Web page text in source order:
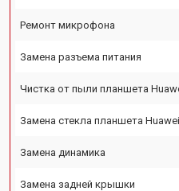
Ремонт микрофона
Замена разъема питания
Чистка от пыли планшета
Замена стекла планшета Huawei
Замена динамика
Замена задней крышки